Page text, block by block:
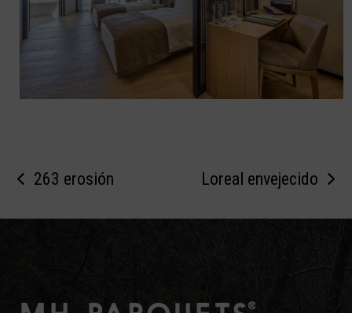
previous
post:
263 erosión
next
post:
Loreal envejecido